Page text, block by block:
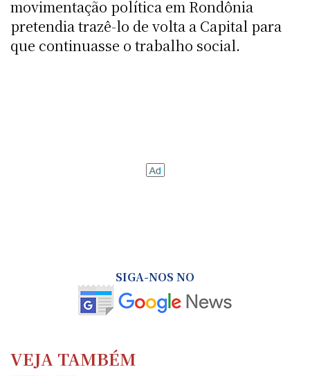
movimentação política em Rondônia
pretendia trazê-lo de volta a Capital para
que continuasse o trabalho social.
SIGA-NOS NO
VEJA TAMBÉM